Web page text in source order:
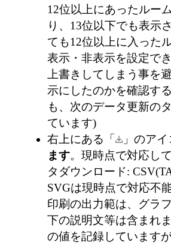
12位以上にあったルー
り、13位以下でも表示
ても12位以上に入った
表示・非表示を設定で
上書きしてしまう事を
示にしたのかを確認す
も、次のデータ更新の
ています)
右上にある「
」のアイ
ます。現時点で対応し
タダウンロード:
SVGは現時点で対応不
印刷の出力範は、グラ
下の説明文等は含まれ
の値を記録しています